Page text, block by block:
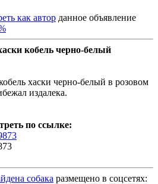
как автор данное объявление
кобель черно-белый
хаски черно-белый в розовом
издалека.
по ссылке:
собака размещено в соцсетях: